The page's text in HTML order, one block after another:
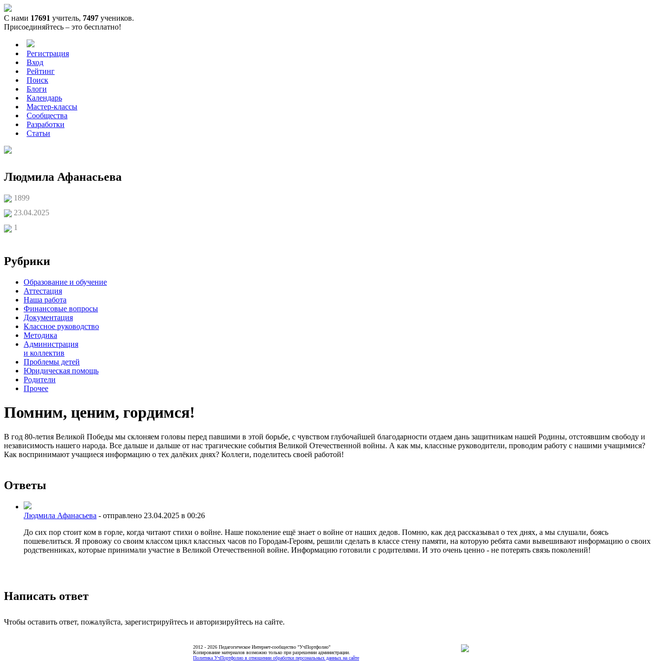
С нами 17691 учитель, 7497 учеников.
Присоединяйтесь – это бесплатно!
Регистрация
Вход
Рейтинг
Поиск
Блоги
Календарь
Мастер-классы
Сообщества
Разработки
Статьи
Людмила Афанасьева
1899
23.04.2025
1
Рубрики
Образование и обучение
Аттестация
Наша работа
Финансовые вопросы
Документация
Классное руководство
Методика
Администрация
и коллектив
Проблемы детей
Юридическая помощь
Родители
Прочее
Помним, ценим, гордимся!
В год 80-летия Великой Победы мы склоняем головы перед павшими в этой борьбе, с чувством глубочайшей благодарности отдаем дань защитникам нашей Родины, отстоявшим свободу и
независимость нашего народа. Все дальше и дальше от нас трагические события Великой Отечественной войны. А как мы, классные руководители, проводим работу с нашими учащимися?
Как воспринимают учащиеся информацию о тех далёких днях? Коллеги, поделитесь своей работой!
Ответы
Людмила Афанасьева - отправлено 23.04.2025 в 00:26
До сих пор стоит ком в горле, когда читают стихи о войне. Наше поколение ещё знает о войне от наших дедов. Помню, как дед рассказывал о тех днях, а мы слушали, боясь
пошевелиться. Я провожу со своим классом цикл классных часов по Городам-Героям, решили сделать в классе стену памяти, на которую ребята сами вывешивают информацию о своих
родственниках, которые принимали участие в Великой Отечественной войне. Информацию готовили с родителями. И это очень ценно - не потерять связь поколений!
Написать ответ
Чтобы оставить ответ, пожалуйста, зарегистрируйтесь и авторизируйтесь на сайте.
2012 - 2026 Педагогическое Интернет-сообщество "УчПортфолио"
Копирование материалов возможно только при разрешении администрации.
Политика УчПортфолио в отношении обработки персональных данных на сайте